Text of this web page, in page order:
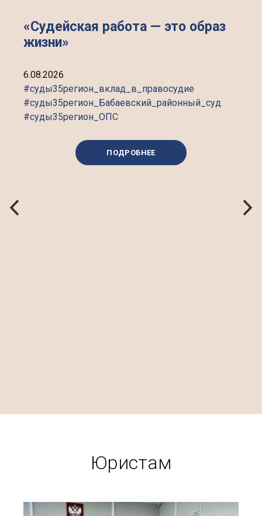
«Судейская работа — это образ
жизни»
6.08.2026
#суды35регион_вклад_в_правосудие
#суды35регион_Бабаевский_районный_суд
#суды35регион_ОПС
ПОДРОБНЕЕ
Юристам